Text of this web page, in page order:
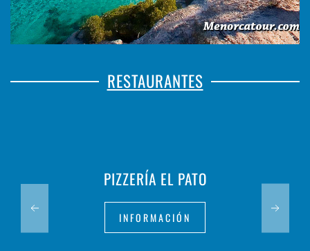
RESTAURANTES
PIZZERÍA EL PATO
INFORMACIÓN